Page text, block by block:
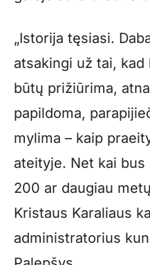
„Istorija tęsiasi.
atsakingi už tai,
būtų prižiūrima,
papildoma,
mylima – kaip
ateityje. Net kai
200 ar daugiau
Kristaus Karaliaus
administratorius